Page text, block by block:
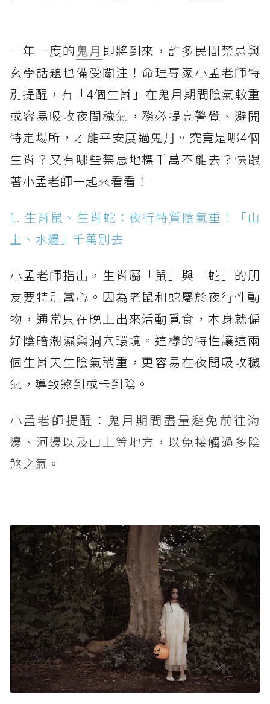
一年一度的鬼月 即將到來，許多民間禁忌與
玄學話題也備受關注！命理專家小孟老師特
別提醒，有「4個生肖」在鬼月期間陰氣較重
或容易吸收夜間穢氣，務必提高警覺、避開
特定場所，才能平安度過鬼月。究竟是哪4個
生肖？又有哪些禁忌地標千萬不能去？快跟
著小孟老師一起來看看！
1. 生肖鼠、生肖蛇：夜行特質陰氣重！「山
上、水邊」千萬別去
小孟老師指出，生肖屬「鼠」與「蛇」的朋
友要特別當心。因為老鼠和蛇屬於夜行性動
物，通常只在晚上出來活動覓食，本身就偏
好陰暗潮濕與洞穴環境。這樣的特性讓這兩
個生肖天生陰氣稍重，更容易在夜間吸收穢
氣，導致煞到或卡到陰。
小孟老師提醒：鬼月期間盡量避免前往海
邊、河邊以及山上等地方，以免接觸過多陰
煞之氣。